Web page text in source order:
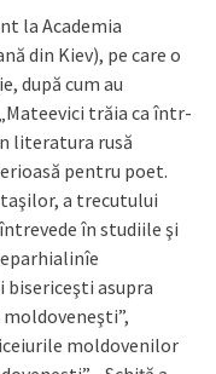
la Academia
din Kiev), pe care o
după cum au
trăia ca într-
literatura rusă
pentru poet.
a trecutului
în studiile şi
bisericeşti asupra
moldovenilor